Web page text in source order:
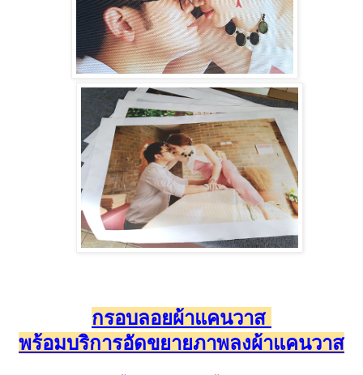
กรอบลอยผ้าแคนวาส
พร้อมบริการอัดขยายภาพลงผ้าแคนวาส